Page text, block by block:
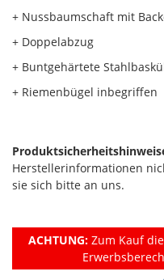
+ Nussbaumschaft mit
+ Doppelabzug
+ Buntgehärtete
+ Riemenbügel inbegriffen
Herstellerinformationen
sie sich bitte an uns.
ACHTUNG:Zum Kauf